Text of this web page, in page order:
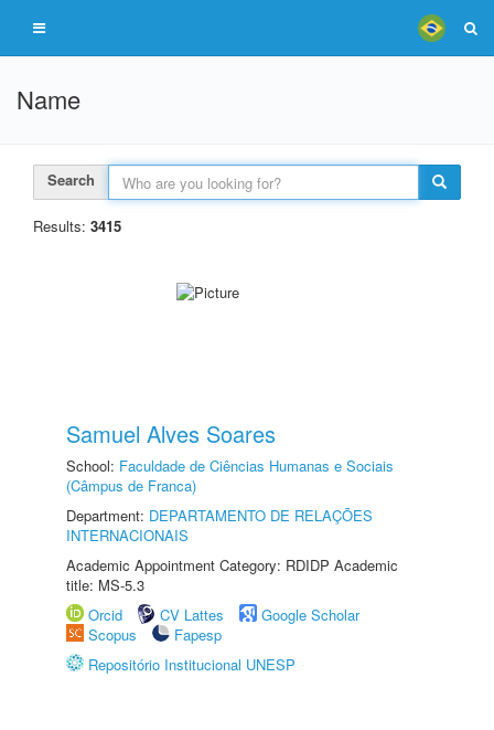
Name
Search
Results: 3415
Samuel Alves Soares
School: Faculdade de Ciências Humanas e Sociais
(Câmpus de Franca)
Department: DEPARTAMENTO DE RELAÇÕES
INTERNACIONAIS
Academic Appointment Category: RDIDP Academic
title: MS-5.3
Orcid
CV Lattes
Google Scholar
Scopus
Fapesp
Repositório Institucional UNESP